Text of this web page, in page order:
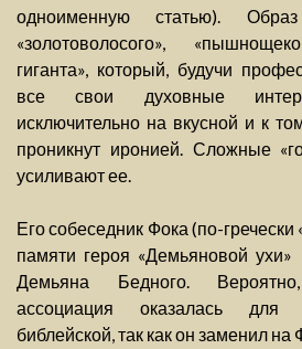
одноименную статью).
«золотоволосого»,
гиганта», который, будучи
все свои духовные
исключительно на вкусной и к
проникнут иронией. Сложные
усиливают ее.
Его собеседник Фока (по-
памяти героя «Демьяновой
Демьяна Бедного.
ассоциация оказалась для
библейской, так как он заменил